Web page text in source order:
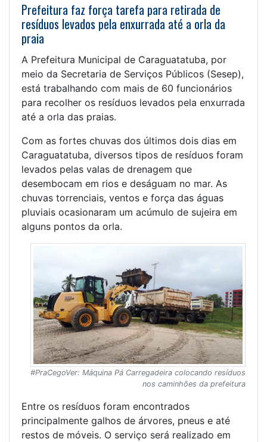
Prefeitura faz força tarefa para retirada de
resíduos levados pela enxurrada até a orla da
praia
A Prefeitura Municipal de Caraguatatuba, por
meio da Secretaria de Serviços Públicos (Sesep),
está trabalhando com mais de 60 funcionários
para recolher os resíduos levados pela enxurrada
até a orla das praias.
Com as fortes chuvas dos últimos dois dias em
Caraguatatuba, diversos tipos de resíduos foram
levados pelas valas de drenagem que
desembocam em rios e deságuam no mar. As
chuvas torrenciais, ventos e força das águas
pluviais ocasionaram um acúmulo de sujeira em
alguns pontos da orla.
#PraCegoVer: Máquina Pá Carregadeira colocando resíduos
nos caminhões da prefeitura
Entre os resíduos foram encontrados
principalmente galhos de árvores, pneus e até
restos de móveis. O serviço será realizado em